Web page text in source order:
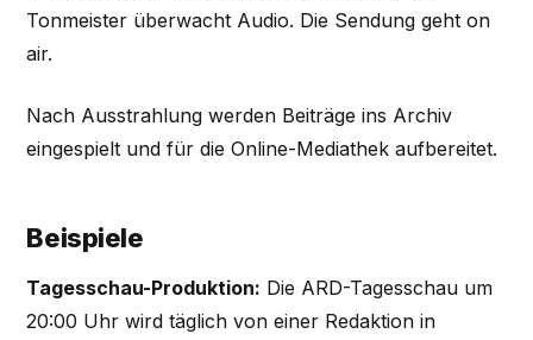
Tonmeister überwacht Audio. Die Sendung geht on
air.
Nach Ausstrahlung werden Beiträge ins Archiv
eingespielt und für die Online-Mediathek aufbereitet.
Beispiele
Tagesschau-Produktion: Die ARD-Tagesschau um
20:00 Uhr wird täglich von einer Redaktion in